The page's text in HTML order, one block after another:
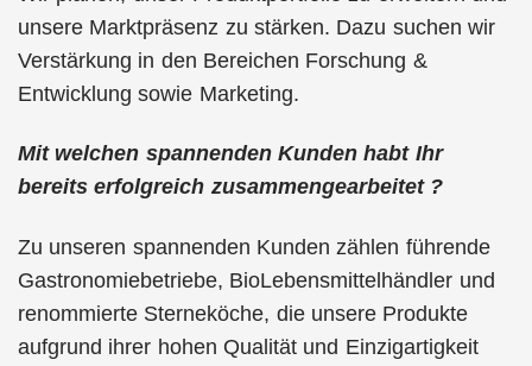
unsere Marktpräsenz zu stärken. Dazu suchen wir
Verstärkung in den Bereichen Forschung &
Entwicklung sowie Marketing.
Mit welchen spannenden Kunden habt Ihr
bereits erfolgreich zusammengearbeitet ?
Zu unseren spannenden Kunden zählen führende
Gastronomiebetriebe, BioLebensmittelhändler und
renommierte Sterneköche, die unsere Produkte
aufgrund ihrer hohen Qualität und Einzigartigkeit